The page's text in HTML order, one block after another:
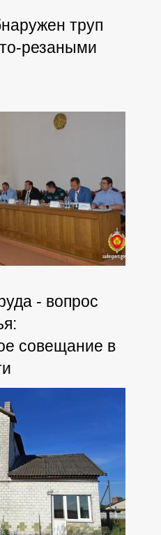
труп
резаными
- вопрос
совещание в